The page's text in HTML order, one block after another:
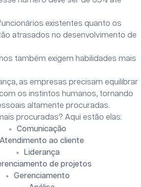
existentes quanto os
atrasados ​​no desenvolvimento de
também exigem habilidades mais
as empresas precisam equilibrar
os instintos humanos, tornando
altamente procuradas.
procuradas? Aqui estão elas:
Comunicação
Atendimento ao cliente
Liderança
de projetos
Gerenciamento